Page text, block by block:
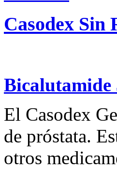
Casodex Sin
Bicalutamide
El Casodex
de próstata.
otros